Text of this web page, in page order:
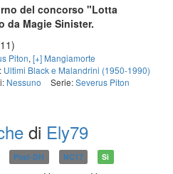
del concorso "Lotta
Magie Sinister.
Piton, [+] Mangiamorte
Ultimi Black e Malandrini (1950-1990)
Nessuno Serie:Severus Piton
di Ely79
Post-DH NC17 Sì